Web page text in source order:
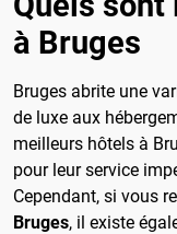
à Bruges
Bruges abrite une
de luxe aux
meilleurs hôtels à
pour leur service
Cependant, si vous
Bruges, il existe